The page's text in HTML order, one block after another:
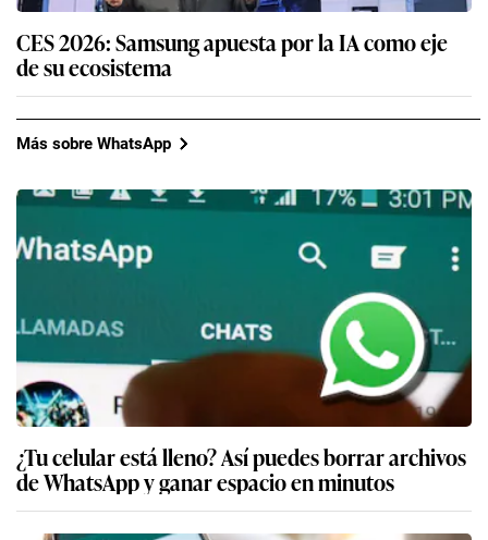
CES 2026: Samsung apuesta por la IA como eje
de su ecosistema
Más sobre WhatsApp
¿Tu celular está lleno? Así puedes borrar archivos
de WhatsApp y ganar espacio en minutos